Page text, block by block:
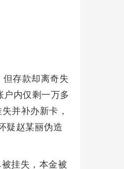
存款却离奇失
内仅剩一万多
并补办新卡，
疑赵某丽伪造
挂失，本金被